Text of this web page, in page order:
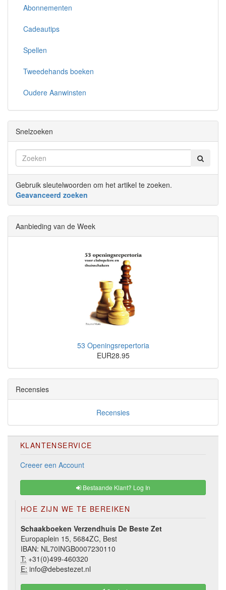
Abonnementen
Cadeautips
Spellen
Tweedehands boeken
Oudere Aanwinsten
Snelzoeken
Gebruik sleutelwoorden om het artikel te zoeken.
Geavanceerd zoeken
Aanbieding van de Week
53 Openingsrepertoria
EUR28.95
Recensies
Recensies
KLANTENSERVICE
Creeer een Account
Bestaande Klant? Log In
HOE ZIJN WE TE BEREIKEN
Schaakboeken Verzendhuis De Beste Zet
Europaplein 15, 5684ZC, Best
IBAN: NL70INGB0007230110
T: +31(0)499-460320
E: info@debestezet.nl